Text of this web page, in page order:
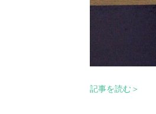
記事を読む＞